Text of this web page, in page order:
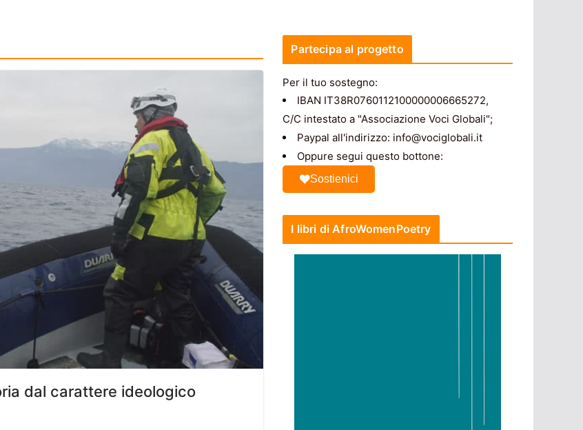
dal carattere ideologico
Partecipa al progetto
Per il tuo sostegno:
IBAN IT38R0760112100000006665272,
C/C intestato a "Associazione Voci Globali";
Paypal all'indirizzo: info@vociglobali.it
Oppure segui questo bottone:
Sostienici
I libri di AfroWomenPoetry